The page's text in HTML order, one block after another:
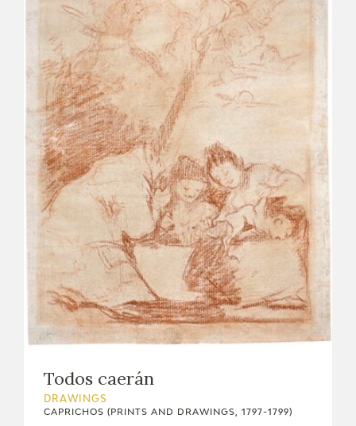
Todos caerán
DRAWINGS
CAPRICHOS (PRINTS AND DRAWINGS, 1797-1799)